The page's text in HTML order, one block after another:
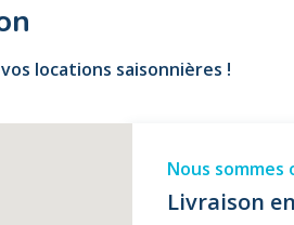
locations saisonnières !
Nous
Livraison